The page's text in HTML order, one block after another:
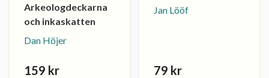
Arkeologdeckarna
och inkaskatten
Dan Höjer
159 kr
Jan Lööf
79 kr